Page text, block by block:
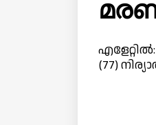
(77)